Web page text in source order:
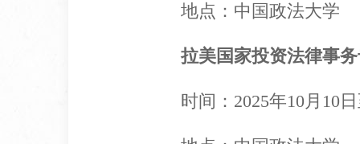
地点：中国政法大学
拉美国家投资法律事
时间：2025年10月10